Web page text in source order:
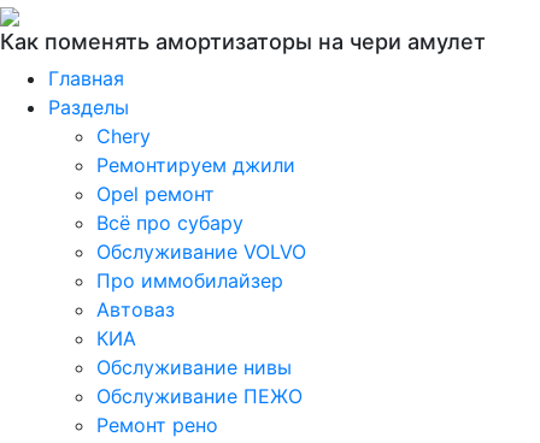
Как поменять амортизаторы на чери амулет
Главная
Разделы
Chery
Ремонтируем джили
Opel ремонт
Всё про субару
Обслуживание VOLVO
Про иммобилайзер
Автоваз
КИА
Обслуживание нивы
Обслуживание ПЕЖО
Ремонт рено